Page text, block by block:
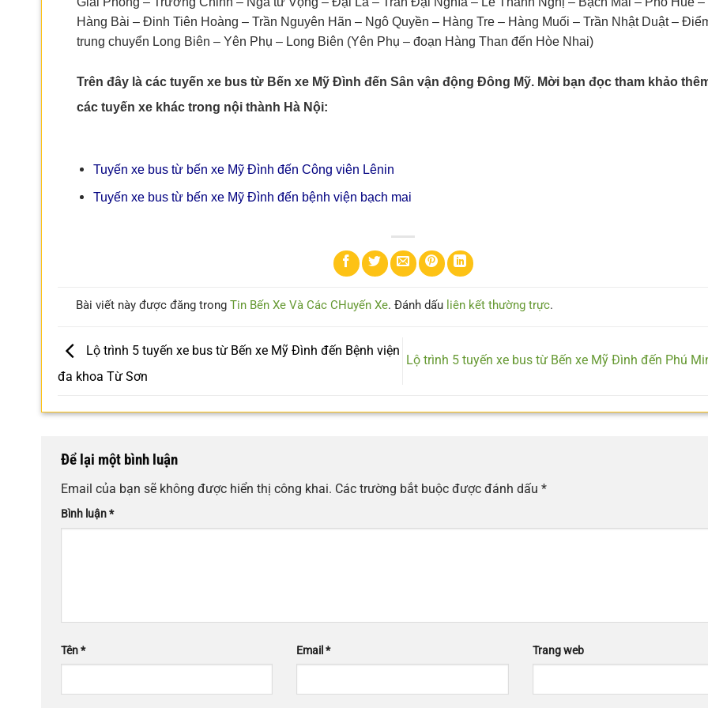
Hàng Bài – Đinh Tiên Hoàng – Trần Nguyên Hãn – Ngô Quyền – Hàng Tre – Hàng Muối – Trần Nhật Duật –
trung chuyển Long Biên – Yên Phụ – Long Biên (Yên Phụ – đoạn Hàng Than đến Hòe Nhai)
Trên đây là các tuyến xe bus từ Bến xe Mỹ Đình đến Sân vận động Đông Mỹ. Mời bạn đọc tham khảo
các tuyến xe khác trong nội thành Hà Nội:
Tuyến xe bus từ bến xe Mỹ Đình đến Công viên Lênin
Tuyến xe bus từ bến xe Mỹ Đình đến bệnh viện bạch mai
Bài viết này được đăng trong Tin Bến Xe Và Các CHuyến Xe. Đánh dấu liên kết thường trực.
Lộ trình 5 tuyến xe bus từ Bến xe Mỹ Đình đến Bệnh viện
đa khoa Từ Sơn
Lộ trình 5 tuyến xe bus từ Bến xe Mỹ Đình đến Phú
Để lại một bình luận
Email của bạn sẽ không được hiển thị công khai. Các trường bắt buộc được đánh dấu *
Bình luận*
Tên* Email* Trang web